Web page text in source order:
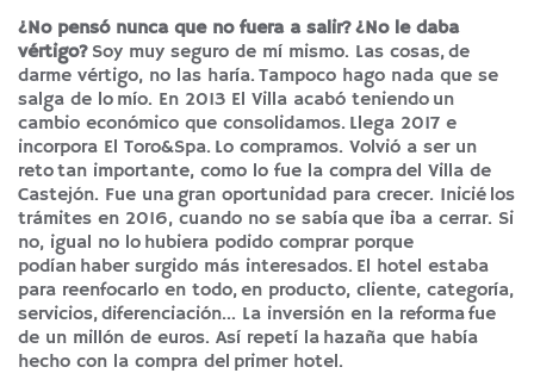
¿No pensó nunca que no fuera a salir?¿No le daba
vértigo? Soy muy seguro de mí mismo. Las cosas, de
darme vértigo, no las haría. Tampoco hago nada que se
salga de lo mío. En 2013 El Villa acabó teniendo un
cambio económico que consolidamos. Llega 2017 e
incorpora El Toro&Spa. Lo compramos. Volvió a ser un
reto tan importante, como lo fue la compra del Villa de
Castejón. Fue una gran oportunidad para crecer. Inicié los
trámites en 2016, cuando no se sabía que iba a cerrar. Si
no, igual no lo hubiera podido comprar porque
podían haber surgido más interesados. El hotel estaba
para reenfocarlo en todo, en producto, cliente, categoría,
servicios, diferenciación… La inversión en la reforma fue
de un millón de euros. Así repetí la hazaña que había
hecho con la compra del primer hotel.